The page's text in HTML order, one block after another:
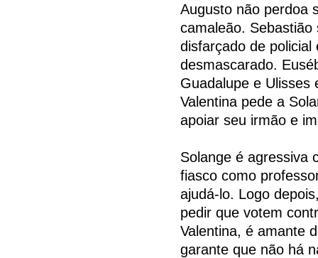
Augusto não perdoa
camaleão. Sebastião
disfarçado de
desmascarado.
Guadalupe e Ulisses
Valentina pede a
apoiar seu irmão e
Solange é agressiva
fiasco como
ajudá-lo. Logo
pedir que votem
Valentina, é amante
garante que não há